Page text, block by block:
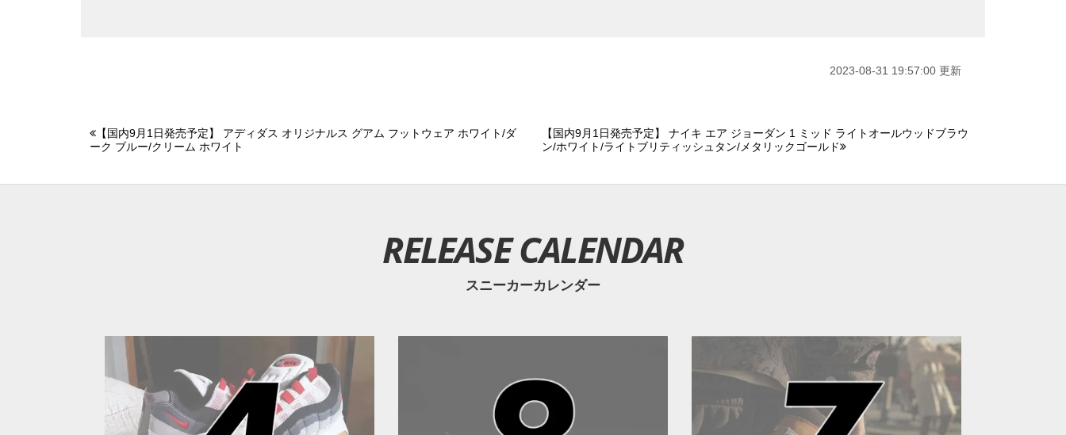
2023-08-31 19:57:00 更新
【国内9月1日発売予定】 アディダス オリジナルス グアム フットウェア ホワイト/ダ
ーク ブルー/クリーム ホワイト
【国内9月1日発売予定】 ナイキ エア ジョーダン 1 ミッド ライトオールウッドブラウ
ン/ホワイト/ライトブリティッシュタン/メタリックゴールド
RELEASE CALENDAR
スニーカーカレンダー